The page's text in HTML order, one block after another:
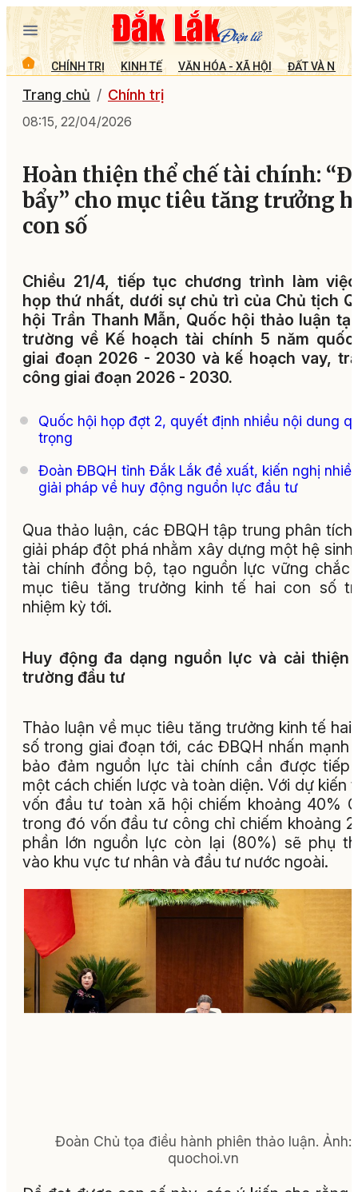
CHÍNH TRỊ KINH TẾ VĂN HÓA - XÃ HỘI ĐẤT VÀ
Trang chủ Chính trị
08:15, 22/04/2026
Hoàn thiện thể chế tài chính:
bẩy” cho mục tiêu tăng trưởng
con số
Chiều 21/4, tiếp tục chương trình làm
họp thứ nhất, dưới sự chủ trì của Chủ tịch
hội Trần Thanh Mẫn, Quốc hội thảo luận
trường về Kế hoạch tài chính 5 năm quốc
giai đoạn 2026 - 2030 và kế hoạch vay,
công giai đoạn 2026 - 2030.
Quốc hội họp đợt 2, quyết định nhiều nội dung
trọng
Đoàn ĐBQH tỉnh Đắk Lắk đề xuất, kiến nghị
giải pháp về huy động nguồn lực đầu tư
Qua thảo luận, các ĐBQH tập trung phân tích
giải pháp đột phá nhằm xây dựng một hệ sinh
tài chính đồng bộ, tạo nguồn lực vững chắc
mục tiêu tăng trưởng kinh tế hai con số
nhiệm kỳ tới.
Huy động đa dạng nguồn lực và cải thiện
trường đầu tư
Thảo luận về mục tiêu tăng trưởng kinh tế hai
số trong giai đoạn tới, các ĐBQH nhấn mạnh
bảo đảm nguồn lực tài chính cần được tiếp
một cách chiến lược và toàn diện. Với dự kiến
vốn đầu tư toàn xã hội chiếm khoảng 40%
trong đó vốn đầu tư công chỉ chiếm khoảng
phần lớn nguồn lực còn lại (80%) sẽ phụ
vào khu vực tư nhân và đầu tư nước ngoài.
Đoàn Chủ tọa điều hành phiên thảo luận. Ảnh:
quochoi.vn